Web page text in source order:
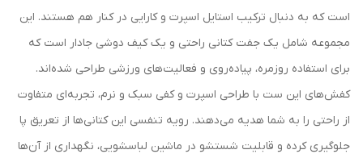
است که به دنبال ترکیب استایل اسپرت و کارایی در کنار هم هستند. این
مجموعه شامل یک جفت کتانی راحتی و یک کیف دوشی جادار است که
برای استفاده روزمره، پیاده‌روی و فعالیت‌های ورزشی طراحی شده‌اند.
کفش‌های این ست با طراحی اسپرت و کفی سبک و نرم، تجربه‌ای متفاوت
از راحتی را به شما هدیه می‌دهند. رویه تنفسی این کتانی‌ها از تعریق پا
جلوگیری کرده و قابلیت شستشو در ماشین لباسشویی، نگهداری از آن‌ها